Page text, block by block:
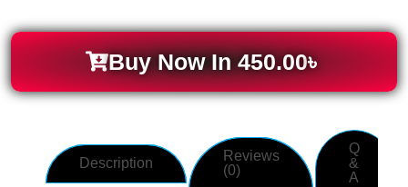
Buy Now In450.00৳
Description
Reviews
(0)
Q
&
A